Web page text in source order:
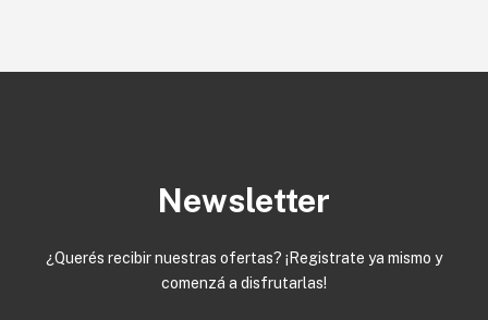
Newsletter
¿Querés recibir nuestras ofertas? ¡Registrate ya mismo y
comenzá a disfrutarlas!